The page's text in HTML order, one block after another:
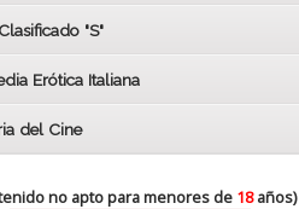
"S"
Erótica Italiana
del Cine
no apto para menores de 18años)